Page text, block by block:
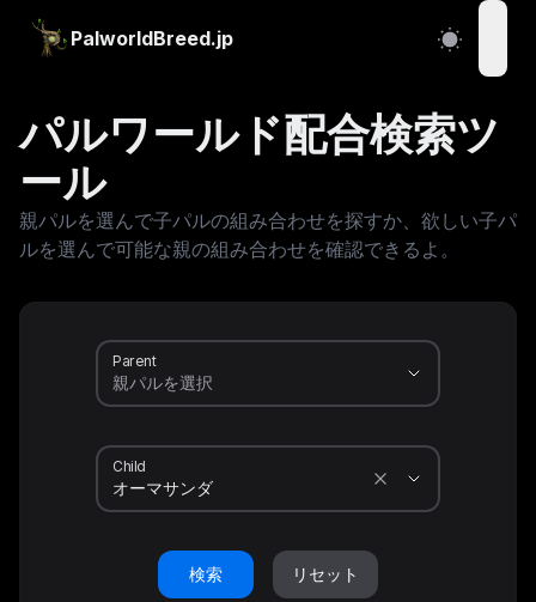
PalworldBreed.jp
パルワールド配合検索ツ
ール
親パルを選んで子パルの組み合わせを探すか、欲しい子パ
ルを選んで可能な親の組み合わせを確認できるよ。
Parent
Child
検索 リセット